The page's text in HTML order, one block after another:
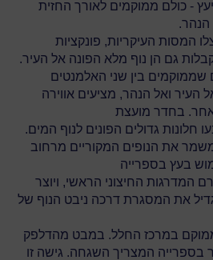
יעץ - כולם ממוקמים לאורך החזית
הנהר.
המסות העיקריות, פונקציות
גם הן נוף מלא הפונה אל העיר.
שממוקמים בין שני האלמנטים
העיר ואל הנהר, מציעים אווירה
אחר. בחדר מועצת
חלונות גדולים הפונים לנוף המים.
את הנופים המקוריים מרחוב
בעץ בספרייה
המדרגות החיצוני הראשי, ויוצר
את המסגרת דרכה ניבט הנוף של
במרכז החלל. במבט מהדלפק
בספרייה המצריך השגחה. גישה זו